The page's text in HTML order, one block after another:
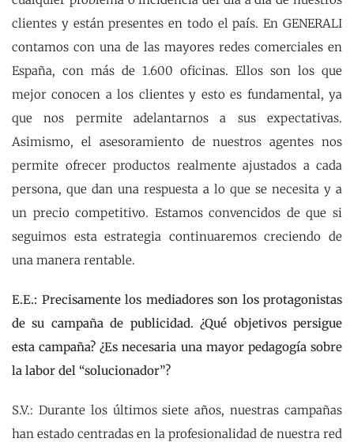
clientes y están presentes en todo el país. En GENERALI
contamos con una de las mayores redes comerciales en
España, con más de 1.600 oficinas. Ellos son los que
mejor conocen a los clientes y esto es fundamental, ya
que nos permite adelantarnos a sus expectativas.
Asimismo, el asesoramiento de nuestros agentes nos
permite ofrecer productos realmente ajustados a cada
persona, que dan una respuesta a lo que se necesita y a
un precio competitivo. Estamos convencidos de que si
seguimos esta estrategia continuaremos creciendo de
una manera rentable.
E.E.: Precisamente los mediadores son los protagonistas
de su campaña de publicidad. ¿Qué objetivos persigue
esta campaña? ¿Es necesaria una mayor pedagogía sobre
la labor del “solucionador”?
S.V.: Durante los últimos siete años, nuestras campañas
han estado centradas en la profesionalidad de nuestra red